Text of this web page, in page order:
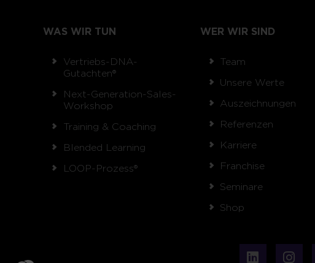
WAS WIR TUN
Vertriebs-DNA-
Gutachten®
Next-Generation-Sales-
Workshop
Training & Coaching
Blended Learning
LOOP-Prozess®
WER WIR SIND
Team
Unsere Werte
Auszeichnungen
Referenzen
Karriere
Franchise
Seminare
Shop